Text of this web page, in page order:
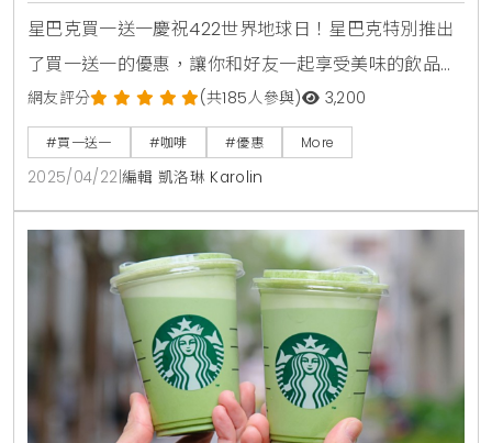
星巴克買一送一慶祝422世界地球日！星巴克特別推出
了買一送一的優惠，讓你和好友一起享受美味的飲品，
趁著這個難得的機會，何不約上三五好友，來杯香濃的
星巴克咖啡或清新的茶飲，為地球盡一份心力的同時，
也享受愉快的聚會時光。無論是熱飲還是冰飲，星巴克
都能滿足你的味蕾，讓這個特別的日子更加難忘。這項
買一送一的優惠活動將於今天上午11點至晚上8點進行。
只要你購買兩杯大杯（含）以上容量、冰熱皆可、口味
網友評分 (共185人參與) 3,200
#買一送一 #咖啡 #優惠 More
2025/04/22 編輯 凱洛琳 Karolin